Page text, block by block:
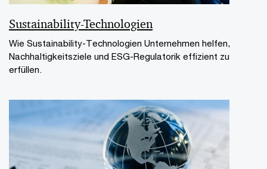
Sustainability-Technologien
Wie Sustainability-Technologien Unternehmen helfen,
Nachhaltigkeitsziele und ESG-Regulatorik effizient zu
erfüllen.